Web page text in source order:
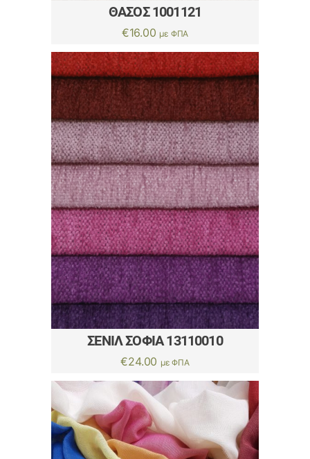
ΘΑΣΟΣ 1001121
€16.00 με ΦΠΑ
ΣΕΝΊΛ ΣΟΦΙΑ 13110010
€24.00 με ΦΠΑ